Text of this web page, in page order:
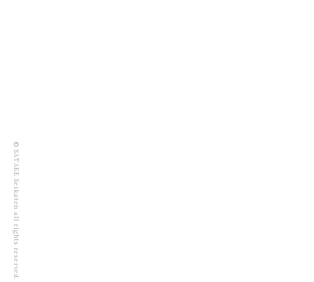
© SATAKE Seikaten all rights reserved.